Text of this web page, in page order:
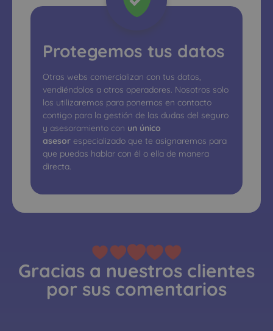
Protegemos tus datos
Otras webs comercializan con tus datos,
vendiéndolos a otros operadores. Nosotros solo
los utilizaremos para ponernos en contacto
contigo para la gestión de las dudas del seguro
y asesoramiento con un único
asesor especializado que te asignaremos para
que puedas hablar con él o ella de manera
directa.
Gracias a nuestros clientes
por sus comentarios